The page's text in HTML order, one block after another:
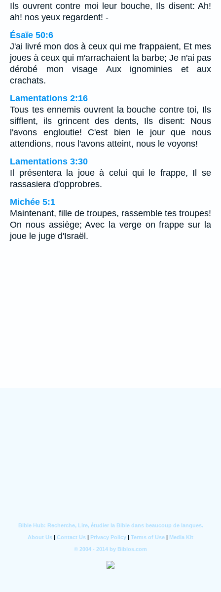
Ils ouvrent contre moi leur bouche, Ils disent: Ah!
ah! nos yeux regardent! -
Ésaïe 50:6
J'ai livré mon dos à ceux qui me frappaient, Et mes
joues à ceux qui m'arrachaient la barbe; Je n'ai pas
dérobé mon visage Aux ignominies et aux
crachats.
Lamentations 2:16
Tous tes ennemis ouvrent la bouche contre toi, Ils
sifflent, ils grincent des dents, Ils disent: Nous
l'avons engloutie! C'est bien le jour que nous
attendions, nous l'avons atteint, nous le voyons!
Lamentations 3:30
Il présentera la joue à celui qui le frappe, Il se
rassasiera d'opprobres.
Michée 5:1
Maintenant, fille de troupes, rassemble tes troupes!
On nous assiège; Avec la verge on frappe sur la
joue le juge d'Israël.